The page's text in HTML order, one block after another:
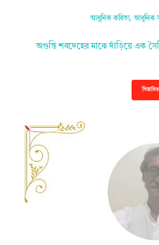
আধুনিক কবিতা,আধুনিক
অগুন্তি শবদেহের মাঝে দাঁড়িয়ে এক